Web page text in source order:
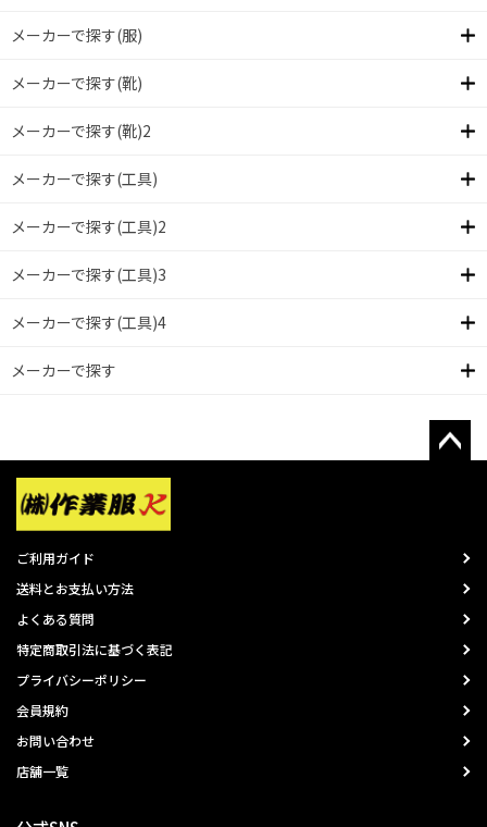
メーカーで探す(服)
メーカーで探す(靴)
メーカーで探す(靴)2
メーカーで探す(工具)
メーカーで探す(工具)2
メーカーで探す(工具)3
メーカーで探す(工具)4
メーカーで探す
ご利用ガイド
送料とお支払い方法
よくある質問
特定商取引法に基づく表記
プライバシーポリシー
会員規約
お問い合わせ
店舗一覧